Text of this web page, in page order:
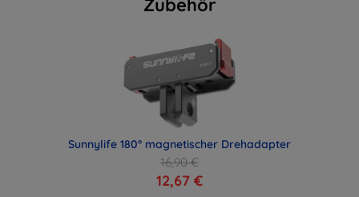
Sunnylife 180° magnetischer Drehadapter
16,90 €
12,67 €